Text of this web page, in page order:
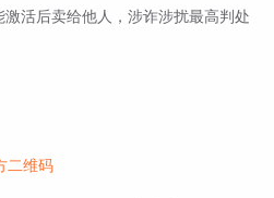
活后卖给他人，涉诈涉扰最高判处
二维码